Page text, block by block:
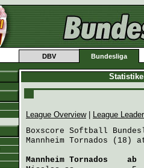
DBV Bundesliga
League Overview|
League
Boxscore Softball
Mannheim Tornados
Mannheim Tornados
ab